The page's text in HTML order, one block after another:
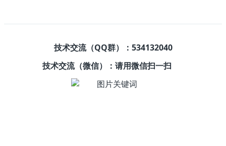
技术交流（QQ群）：534132040
技术交流（微信）：请用微信扫一扫